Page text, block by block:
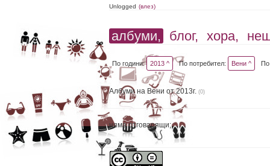
Unlogged (влез)
албуми, блог, хора,
По години: 2013 ^ По потребител: Вени ^
Албуми на Вени от 2013г. (0)
няма отговарящи;